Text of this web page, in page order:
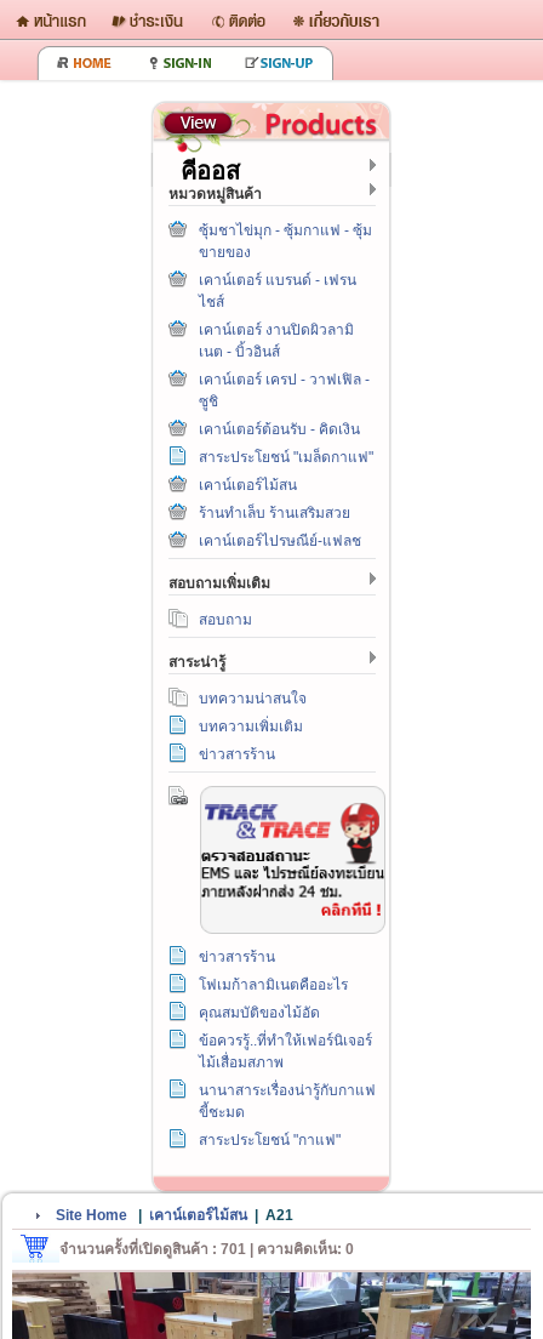
คีออส
หมวดหมู่สินค้า
ซุ้มชาไข่มุก - ซุ้มกาแฟ - ซุ้ม
ขายของ
เคาน์เตอร์ แบรนด์ - เฟรน
ไชส์
เคาน์เตอร์ งานปิดผิวลามิ
เนต - บิ้วอินส์
เคาน์เตอร์ เครป - วาฟเฟิล -
ซูชิ
เคาน์เตอร์ต้อนรับ - คิดเงิน
สาระประโยชน์ "เมล็ดกาแฟ"
เคาน์เตอร์ไม้สน
ร้านทำเล็บ ร้านเสริมสวย
เคาน์เตอร์ไปรษณีย์-แฟลช
สอบถามเพิ่มเติม
สอบถาม
สาระน่ารู้
บทความน่าสนใจ
บทความเพิ่มเติม
ข่าวสารร้าน
ข่าวสารร้าน
โฟเมก้าลามิเนตคืออะไร
คุณสมบัติของไม้อัด
ข้อควรรู้..ที่ทำให้เฟอร์นิเจอร์
ไม้เสื่อมสภาพ
นานาสาระเรื่องน่ารู้กับกาแฟ
ขี้ชะมด
สาระประโยชน์ "กาแฟ"
Site Home เคาน์เตอร์ไม้สน| A21
จำนวนครั้งที่เปิดดูสินค้า : 701 | ความคิดเห็น: 0